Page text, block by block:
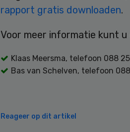
rapport gratis downloaden.
Voor meer informatie kunt
Klaas Meersma, telefoon 088
Bas van Schelven, telefoon
Reageer op dit artikel